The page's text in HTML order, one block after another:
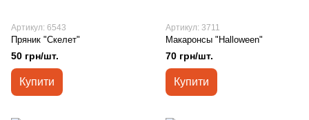
Артикул: 6543
Пряник "Скелет"
50 грн/шт.
Купити
Артикул: 3711
Макаронсы "Halloween"
70 грн/шт.
Купити